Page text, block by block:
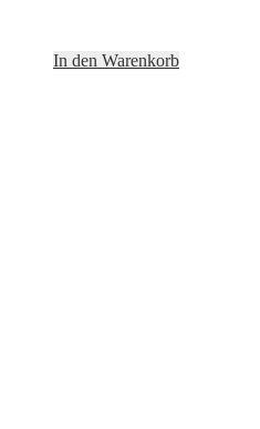
In den Warenkorb